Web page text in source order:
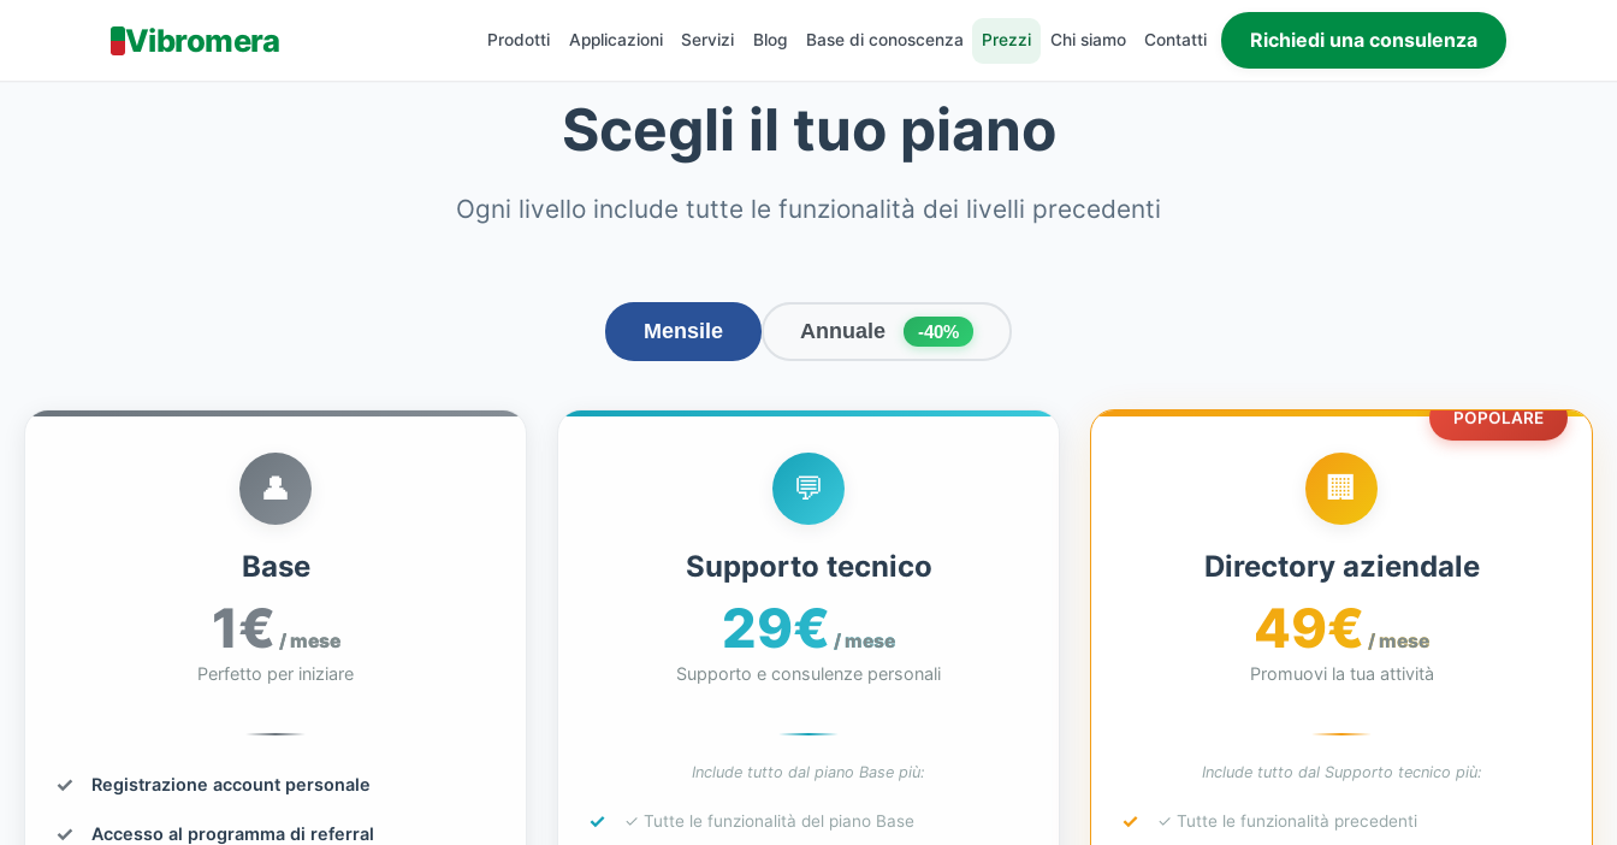
Vibromera Prodotti Applicazioni Servizi Blog Base di conoscenza Prezzi Chi siamo Contatti Richiedi una consulenza
Scegli il tuo piano
Ogni livello include tutte le funzionalità dei livelli precedenti
Mensile Annuale -40%
👤
Base
1€ / mese
Perfetto per iniziare
Registrazione account personale
Accesso al programma di referral
💬
Supporto tecnico
29€ / mese
Supporto e consulenze personali
Include tutto dal piano Base più:
✓ Tutte le funzionalità del piano Base
POPOLARE
🏢
Directory aziendale
49€ / mese
Promuovi la tua attività
Include tutto dal Supporto tecnico più:
✓ Tutte le funzionalità precedenti